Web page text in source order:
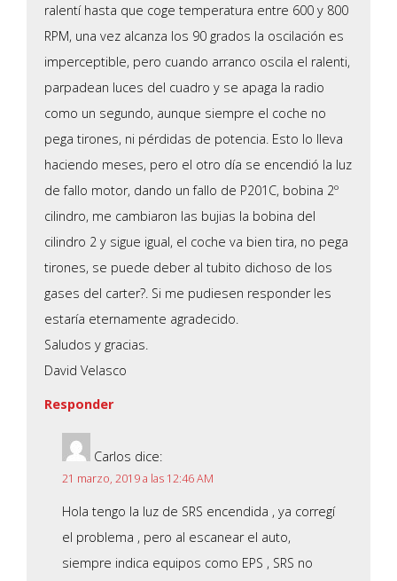
ralentí hasta que coge temperatura entre 600 y 800
RPM, una vez alcanza los 90 grados la oscilación es
imperceptible, pero cuando arranco oscila el ralenti,
parpadean luces del cuadro y se apaga la radio
como un segundo, aunque siempre el coche no
pega tirones, ni pérdidas de potencia. Esto lo lleva
haciendo meses, pero el otro día se encendió la luz
de fallo motor, dando un fallo de P201C, bobina 2º
cilindro, me cambiaron las bujias la bobina del
cilindro 2 y sigue igual, el coche va bien tira, no pega
tirones, se puede deber al tubito dichoso de los
gases del carter?. Si me pudiesen responder les
estaría eternamente agradecido.
Saludos y gracias.
David Velasco
Responder
Carlos dice:
21 marzo, 2019 a las 12:46 AM
Hola tengo la luz de SRS encendida , ya corregí
el problema , pero al escanear el auto,
siempre indica equipos como EPS , SRS no